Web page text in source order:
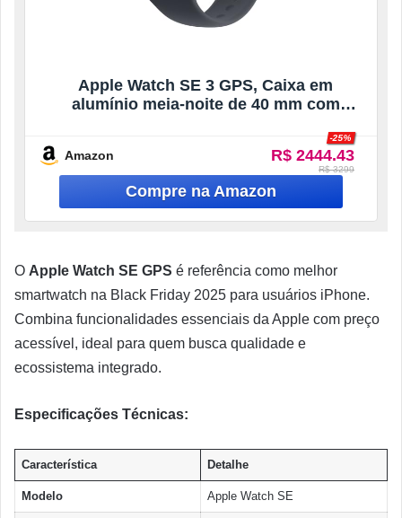
Apple Watch SE 3 GPS, Caixa em
alumínio meia‑noite de 40 mm com
Amazon R$ 2444.43
-25%
R$ 3299
O Apple Watch SE GPS é referência como melhor
smartwatch na Black Friday 2025 para usuários iPhone.
Combina funcionalidades essenciais da Apple com preço
acessível, ideal para quem busca qualidade e
ecossistema integrado.
Especificações Técnicas:
Característica Detalhe
Modelo Apple Watch SE